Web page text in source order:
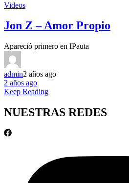
Videos
Jon Z – Amor Propio
Apareció primero en IPauta
admin2 años ago
2 años ago
Keep Reading
NUESTRAS REDES